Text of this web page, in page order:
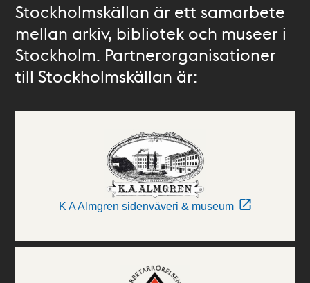
Stockholmskällan är ett samarbete
mellan arkiv, bibliotek och museer i
Stockholm. Partnerorganisationer
till Stockholmskällan är:
K A Almgren sidenväveri & museum